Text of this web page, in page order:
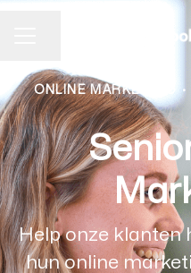
ONLINE MARKETING ·
Help onze klanten
hun online